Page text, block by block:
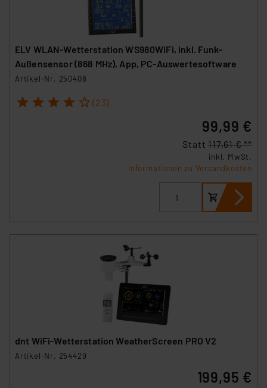
ELV WLAN-Wetterstation WS980WiFi, inkl. Funk-
Außensensor (868 MHz), App, PC-Auswertesoftware
Artikel-Nr. 250408
1 2 3 4 5 (23)
99,99 €
Statt117,61 € **
inkl. MwSt.
Informationen zu Versandkosten
dnt WiFi-Wetterstation WeatherScreen PRO V2
Artikel-Nr. 254429
199,95 €